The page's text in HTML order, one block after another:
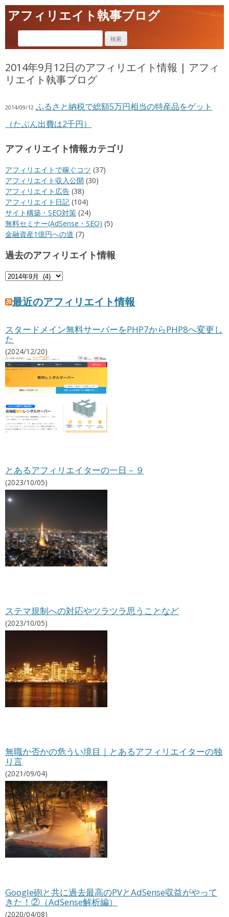
アフィリエイト執事ブログ
2014年9月12日のアフィリエイト情報 | アフィ
リエイト執事ブログ
2014/09/12 ふるさと納税で総額5万円相当の特産品をゲット
（たぶん出費は2千円）
アフィリエイト情報カテゴリ
アフィリエイトで稼ぐコツ (37)
アフィリエイト収入公開 (30)
アフィリエイト広告 (38)
アフィリエイト日記 (104)
サイト構築・SEO対策 (24)
無料セミナー(AdSense・SEO) (5)
金融資産1億円への道 (7)
過去のアフィリエイト情報
過
の
ア
ィ
リ
エ
イ
ト
情
最近のアフィリエイト情報
スタードメイン無料サーバーをPHP7からPHP8へ変更し
た
(2024/12/20)
とあるアフィリエイターの一日－９
(2023/10/05)
ステマ規制への対応やツラツラ思うことなど
(2023/10/05)
無職か否かの危うい境目｜とあるアフィリエイターの独
り言
(2021/09/04)
Google砲と共に過去最高のPVとAdSense収益がやって
きた！②（AdSense解析編）
(2020/04/08)